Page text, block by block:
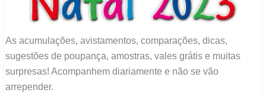
As acumulações, avistamentos, comparações, dicas,
sugestões de poupança, amostras, vales grátis e muitas
surpresas! Acompanhem diariamente e não se vão
arrepender.